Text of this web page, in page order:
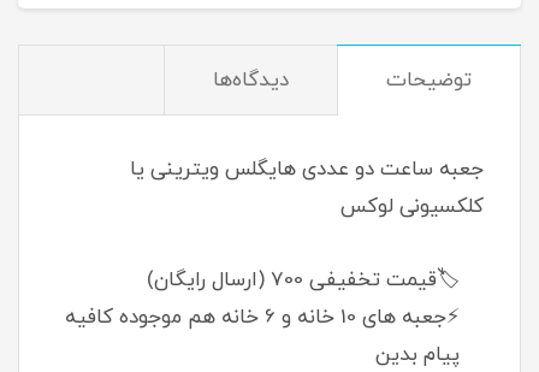
توضیحات دیدگاه‌ها
جعبه ساعت دو عددی هایگلس ویترینی یا
کلکسیونی لوکس
🏷️قیمت تخفیفی 700 (ارسال رایگان)
⚡جعبه های 10 خانه و 6 خانه هم موجوده کافیه
پیام بدین